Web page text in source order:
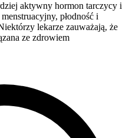
aktywny hormon tarczycy i
płodność i
lekarze zauważają, że
ze zdrowiem